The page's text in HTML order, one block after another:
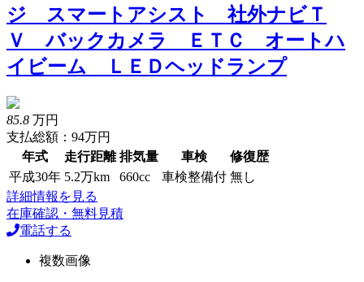
ジ スマートアシスト 社外ナビＴ
Ｖ バックカメラ ＥＴＣ オートハ
イビーム ＬＥＤヘッドランプ
85.8 万円
支払総額：94万円
年式
走行距離 排気量 車検
修復歴
平成30年 5.2万km 660cc 車検整備付 無し
詳細情報を見る
在庫確認・無料見積
電話する
複数画像